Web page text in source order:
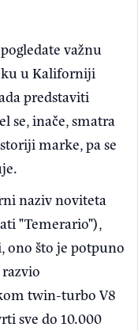
važnu
u Kaliforniji
predstaviti
se, inače, smatra
marke, pa se
naziv noviteta
"Temerario"),
ono što je potpuno
twin-turbo V8
sve do 10.000